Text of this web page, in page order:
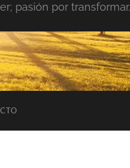
pasión por transformar.